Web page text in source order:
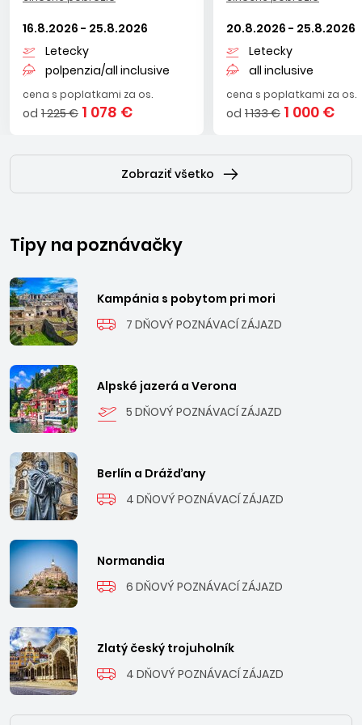
16.8.2026 - 25.8.2026
Letecky
polpenzia/all inclusive
cena s poplatkami za os.
od 1 225 € 1 078 €
20.8.2026 - 25.8.2026
Letecky
all inclusive
cena s poplatkami za os.
od 1 133 € 1 000 €
Zobraziť všetko
Tipy na poznávačky
Kampánia s pobytom pri mori
7 DŇOVÝ POZNÁVACÍ ZÁJAZD
Alpské jazerá a Verona
5 DŇOVÝ POZNÁVACÍ ZÁJAZD
Berlín a Drážďany
4 DŇOVÝ POZNÁVACÍ ZÁJAZD
Normandia
6 DŇOVÝ POZNÁVACÍ ZÁJAZD
Zlatý český trojuholník
4 DŇOVÝ POZNÁVACÍ ZÁJAZD